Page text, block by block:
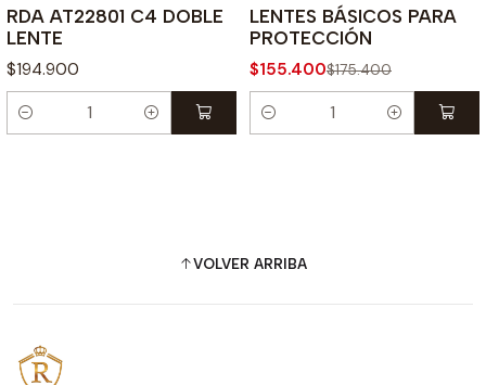
RDA AT22801 C4 DOBLE
LENTE
$194.900
Cantidad
LENTES BÁSICOS PARA
PROTECCIÓN
$155.400$175.400
Cantidad
VOLVER ARRIBA